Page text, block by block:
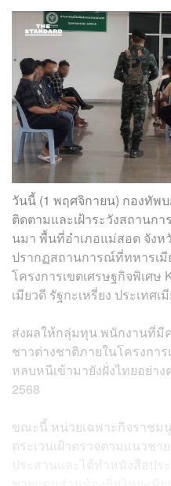
วันนี้ (1 พฤศจิกายน) กองทัพ
ติดตามและเฝ้าระวังสถานก
นมา พื้นที่อำเภอแม่สอด จังห
ปรากฏสถานการณ์ที่ทหารเ
โครงการเขตเศรษฐกิจพิเศษ
เมียวดี รัฐกะเหรี่ยง ประเทศเ
ส่งผลให้กลุ่มทุน พนักงานที่มี
ชาวต่างชาติภายในโครงกา
หลบหนีเข้ามายังฝั่งไทยอย่า
2568
ขณะนี้ หน่วยเฉพาะกิจราชม
ตระเวนเฝ้าตรวจตามแนวช
ประสานและได้ทำหนังสือปร